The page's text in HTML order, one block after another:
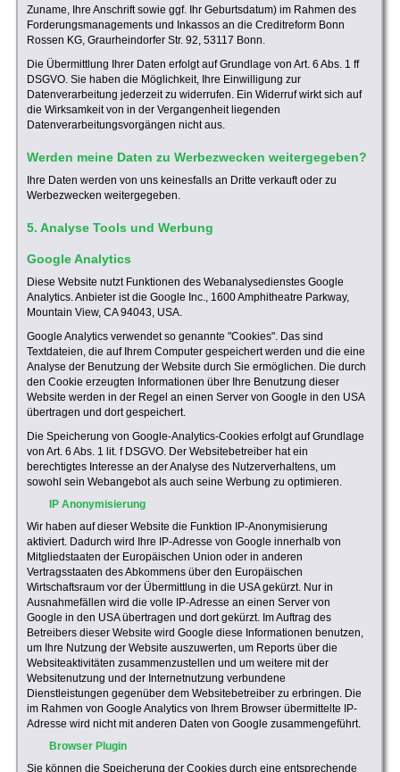
Zuname, Ihre Anschrift sowie ggf. Ihr Geburtsdatum) im Rahmen des
Forderungsmanagements und Inkassos an die Creditreform Bonn
Rossen KG, Graurheindorfer Str. 92, 53117 Bonn.
Die Übermittlung Ihrer Daten erfolgt auf Grundlage von Art. 6 Abs. 1 ff
DSGVO. Sie haben die Möglichkeit, Ihre Einwilligung zur
Datenverarbeitung jederzeit zu widerrufen. Ein Widerruf wirkt sich auf
die Wirksamkeit von in der Vergangenheit liegenden
Datenverarbeitungsvorgängen nicht aus.
Werden meine Daten zu Werbezwecken weitergegeben?
Ihre Daten werden von uns keinesfalls an Dritte verkauft oder zu
Werbezwecken weitergegeben.
5. Analyse Tools und Werbung
Google Analytics
Diese Website nutzt Funktionen des Webanalysedienstes Google
Analytics. Anbieter ist die Google Inc., 1600 Amphitheatre Parkway,
Mountain View, CA 94043, USA.
Google Analytics verwendet so genannte "Cookies". Das sind
Textdateien, die auf Ihrem Computer gespeichert werden und die eine
Analyse der Benutzung der Website durch Sie ermöglichen. Die durch
den Cookie erzeugten Informationen über Ihre Benutzung dieser
Website werden in der Regel an einen Server von Google in den USA
übertragen und dort gespeichert.
Die Speicherung von Google-Analytics-Cookies erfolgt auf Grundlage
von Art. 6 Abs. 1 lit. f DSGVO. Der Websitebetreiber hat ein
berechtigtes Interesse an der Analyse des Nutzerverhaltens, um
sowohl sein Webangebot als auch seine Werbung zu optimieren.
IP Anonymisierung
Wir haben auf dieser Website die Funktion IP-Anonymisierung
aktiviert. Dadurch wird Ihre IP-Adresse von Google innerhalb von
Mitgliedstaaten der Europäischen Union oder in anderen
Vertragsstaaten des Abkommens über den Europäischen
Wirtschaftsraum vor der Übermittlung in die USA gekürzt. Nur in
Ausnahmefällen wird die volle IP-Adresse an einen Server von
Google in den USA übertragen und dort gekürzt. Im Auftrag des
Betreibers dieser Website wird Google diese Informationen benutzen,
um Ihre Nutzung der Website auszuwerten, um Reports über die
Websiteaktivitäten zusammenzustellen und um weitere mit der
Websitenutzung und der Internetnutzung verbundene
Dienstleistungen gegenüber dem Websitebetreiber zu erbringen. Die
im Rahmen von Google Analytics von Ihrem Browser übermittelte IP-
Adresse wird nicht mit anderen Daten von Google zusammengeführt.
Browser Plugin
Sie können die Speicherung der Cookies durch eine entsprechende